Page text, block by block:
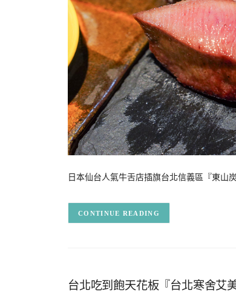
日本仙台人氣牛舌店插旗台北信義區『東山
CONTINUE READING
台北吃到飽天花板『台北寒舍艾